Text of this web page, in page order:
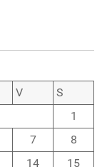
V
S
1
7
8
14
15